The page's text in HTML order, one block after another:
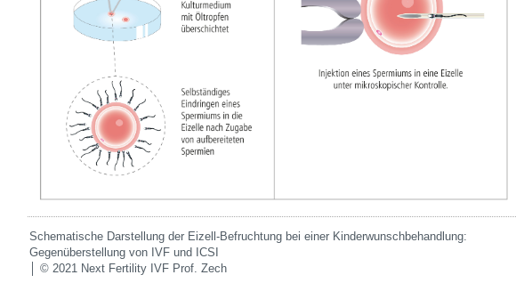
Schematische Darstellung der Eizell-Befruchtung bei einer Kinderwunschbehandlung:
Gegenüberstellung von IVF und ICSI
│ © 2021 Next Fertility IVF Prof. Zech